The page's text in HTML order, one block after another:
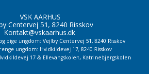
VSK AARHUS
Centervej 51, 8240 Risskov
Kontakt@vskaarhus.dk
pige ungdom: Vejlby Centervej 51, 8240 Risskov
ungdom: Hvidkildevej 17, 8240 Risskov
17 & Ellevangskolen, Katrinebjergskolen